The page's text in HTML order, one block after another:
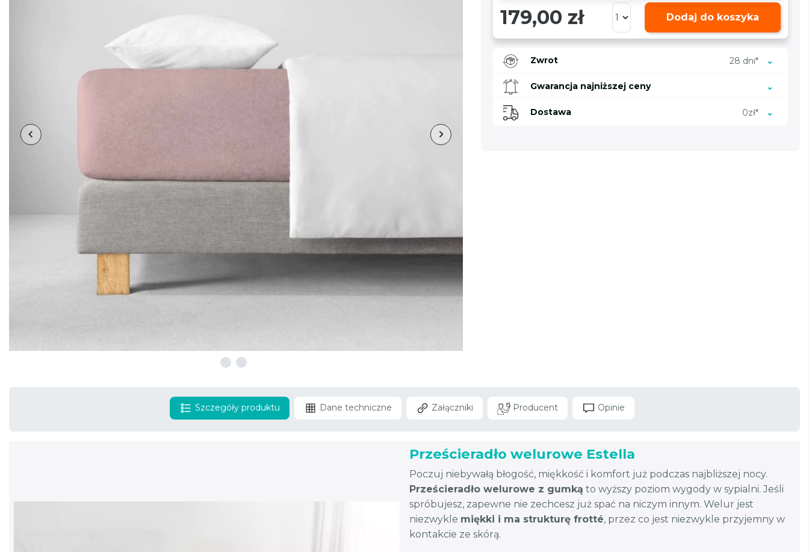
179,00 zł Dodaj do koszyka
Zwrot 28 dni*
Gwarancja najniższej ceny
Dostawa 0zł*
Szczegóły produktu Dane techniczne Załączniki Producent Opinie
Prześcieradło welurowe Estella
Poczuj niebywałą błogość, miękkość i komfort już podczas najbliższej nocy.
Prześcieradło welurowe z gumką to wyższy poziom wygody w sypialni. Jeśli
spróbujesz, zapewne nie zechcesz już spać na niczym innym. Welur jest
niezwykle miękki i ma strukturę frotté, przez co jest niezwykle przyjemny w
kontakcie ze skórą.